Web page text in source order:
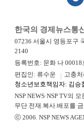
한국의 경제뉴스통
07236 서울시 영등포구
2140
등록번호: 문화 나 00018
편집인: 류수운
고충
청소년보호책임자: 김승
NSP NEWS·NSP TV의
무단 전재.복사.배포를
ⓒ 2006. NSP NEWS